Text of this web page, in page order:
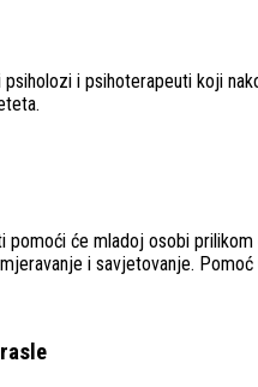
i psihoterapeuti koji
će mladoj osobi
i savjetovanje.